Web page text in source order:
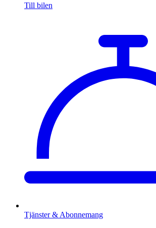
Till bilen
Tjänster & Abonnemang